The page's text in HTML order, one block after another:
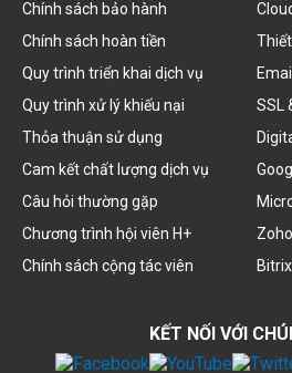
Chính sách bảo hành
Chính sách hoàn tiền
Quy trình triển khai dịch vụ
Quy trình xử lý khiếu nại
Thỏa thuận sử dụng
Cam kết chất lượng dịch vụ
Câu hỏi thường gặp
Chương trình hội viên H+
Chính sách cộng tác viên
SSL
KẾT NỐI VỚI